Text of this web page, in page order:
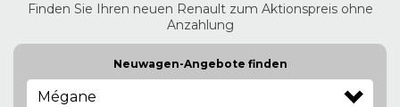
Finden Sie Ihren neuen Renault zum Aktionspreis ohne
Anzahlung
Neuwagen-Angebote finden